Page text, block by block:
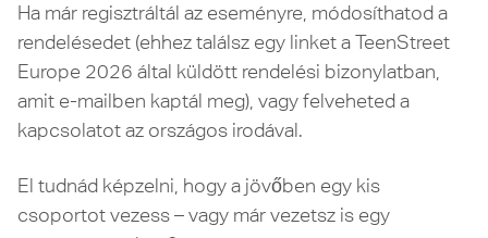
Ha már regisztráltál az eseményre, módosíthatod a
rendelésedet (ehhez találsz egy linket a TeenStreet
Europe 2026 által küldött rendelési bizonylatban,
amit e-mailben kaptál meg), vagy felveheted a
kapcsolatot az országos irodával.
El tudnád képzelni, hogy a jövőben egy kis
csoportot vezess – vagy már vezetsz is egy